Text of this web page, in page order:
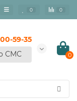
0 0
59-35
СМС
0